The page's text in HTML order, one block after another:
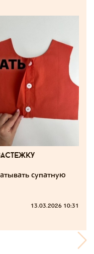
супатную
13.03.2026 10:31